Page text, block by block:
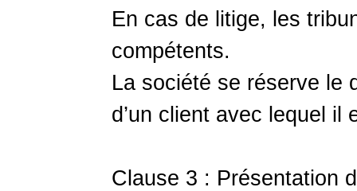
En cas de litige, les
compétents.
La société se réserve le
d’un client avec lequel il
Clause 3 : Présentation